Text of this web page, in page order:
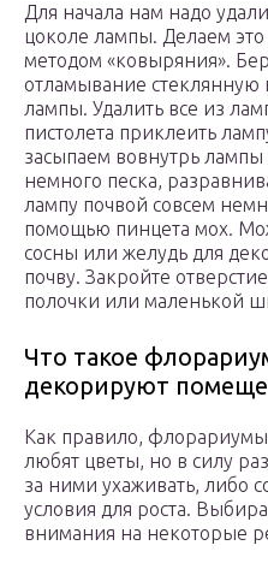
Для начала нам надо
цоколе лампы. Делаем
методом «ковыряния».
отламывание стеклянную
лампы. Удалить все из
пистолета приклеить
засыпаем вовнутрь
немного песка,
лампу почвой совсем
помощью пинцета мох.
сосны или желудь для
почву. Закройте
полочки или маленькой
Что такое
декорируют
Как правило,
любят цветы, но в силу
за ними ухаживать, либо
условия для роста.
внимания на некоторые